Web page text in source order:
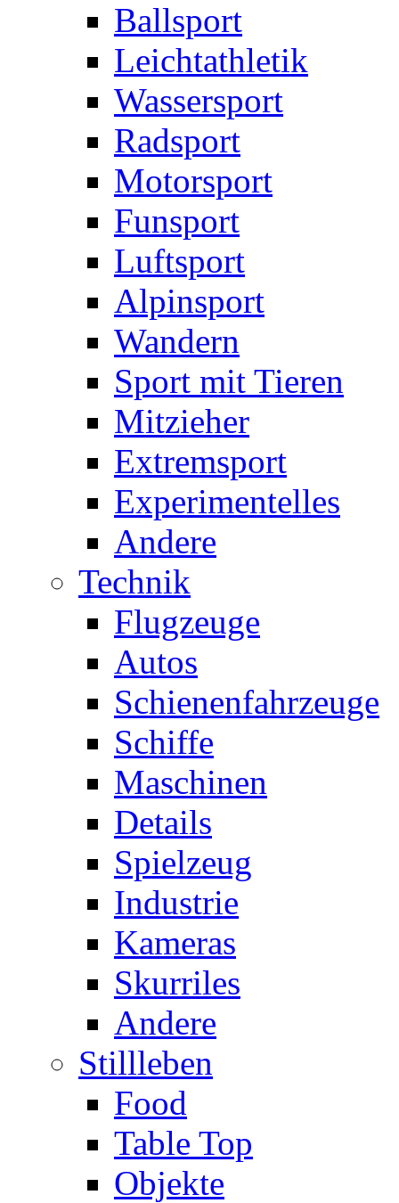
Ballsport
Leichtathletik
Wassersport
Radsport
Motorsport
Funsport
Luftsport
Alpinsport
Wandern
Sport mit Tieren
Mitzieher
Extremsport
Experimentelles
Andere
Technik
Flugzeuge
Autos
Schienenfahrzeuge
Schiffe
Maschinen
Details
Spielzeug
Industrie
Kameras
Skurriles
Andere
Stillleben
Food
Table Top
Objekte